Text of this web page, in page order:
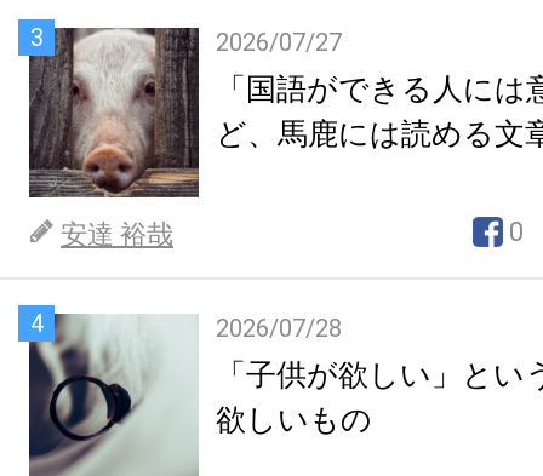
3 2026/07/27
「国語ができる人には
ど、馬鹿には読める文
安達 裕哉 0
4 2026/07/28
「子供が欲しい」とい
欲しいもの